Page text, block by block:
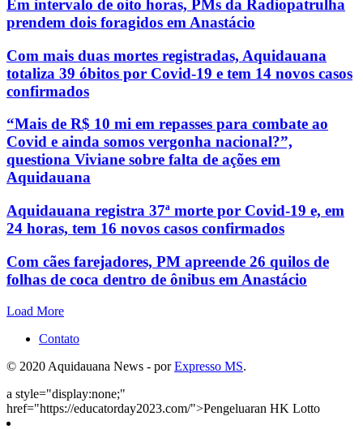
Em intervalo de oito horas, PMs da Radiopatrulha
prendem dois foragidos em Anastácio
Com mais duas mortes registradas, Aquidauana
totaliza 39 óbitos por Covid-19 e tem 14 novos casos
confirmados
“Mais de R$ 10 mi em repasses para combate ao
Covid e ainda somos vergonha nacional?”,
questiona Viviane sobre falta de ações em
Aquidauana
Aquidauana registra 37ª morte por Covid-19 e, em
24 horas, tem 16 novos casos confirmados
Com cães farejadores, PM apreende 26 quilos de
folhas de coca dentro de ônibus em Anastácio
Load More
Contato
© 2020 Aquidauana News - porExpresso MS.
a style="display:none;"
href="https://educatorday2023.com/">Pengeluaran HK Lotto